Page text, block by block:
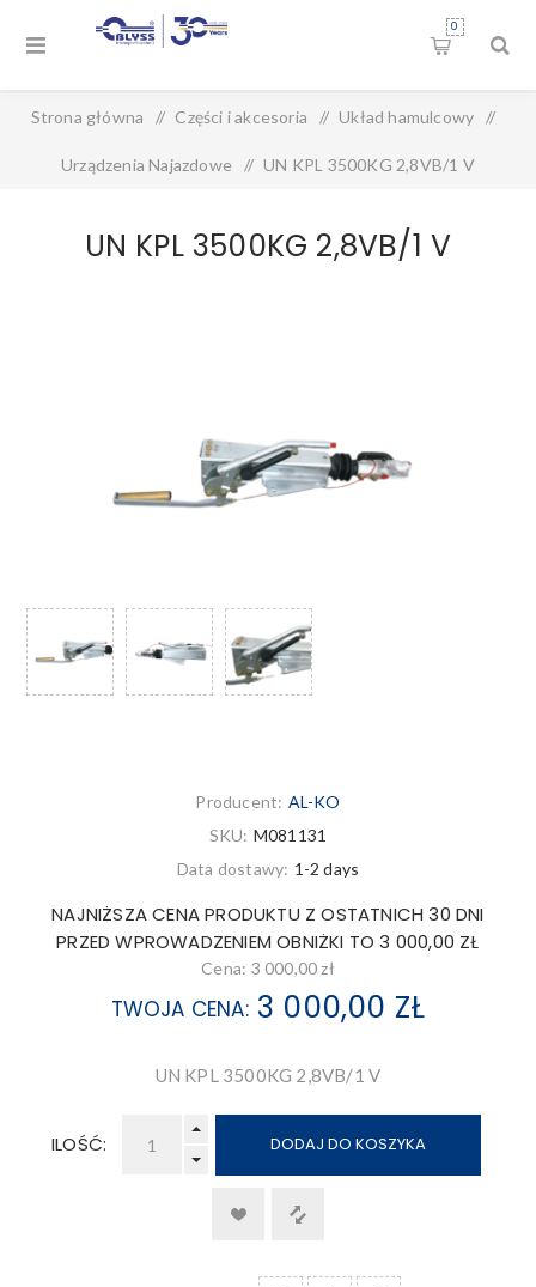
0
Strona główna / Części i akcesoria / Układ hamulcowy /
Urządzenia Najazdowe / UN KPL 3500KG 2,8VB/1 V
UN KPL 3500KG 2,8VB/1 V
Producent: AL-KO
SKU: M081131
Data dostawy: 1-2 days
NAJNIŻSZA CENA PRODUKTU Z OSTATNICH 30 DNI
PRZED WPROWADZENIEM OBNIŻKI TO 3 000,00 ZŁ
Cena: 3 000,00 zł
TWOJA CENA: 3 000,00 ZŁ
UN KPL 3500KG 2,8VB/1 V
ILOŚĆ: DODAJ DO KOSZYKA